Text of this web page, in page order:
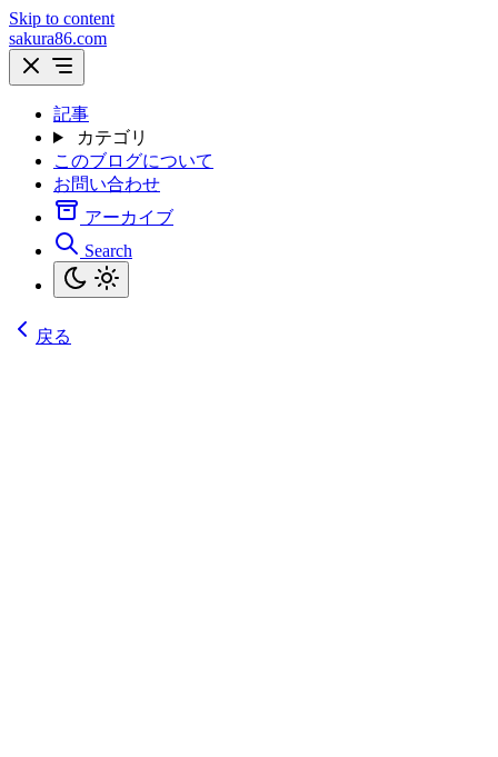
Skip to content
sakura86.com
記事
カテゴリ
このブログについて
お問い合わせ
アーカイブ
Search
戻る